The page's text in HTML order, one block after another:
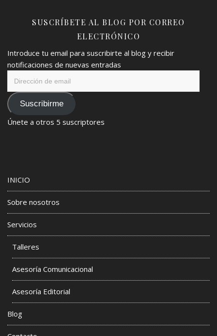
SUSCRÍBETE AL BLOG POR CORREO
ELECTRÓNICO
Introduce tu email para suscribirte al blog y recibir
notificaciones de nuevas entradas
emailSuscribirme
Únete a otros 5 suscriptores
INICIO
Sobre nosotros
Servicios
Talleres
Asesoría Comunicacional
Asesoría Editorial
Blog